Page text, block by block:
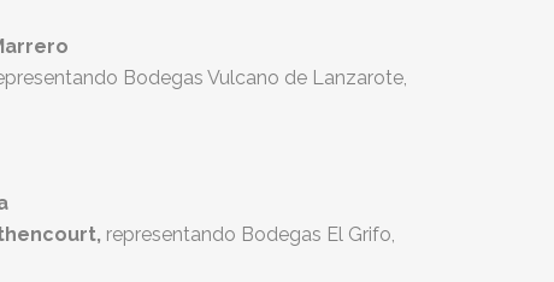
Bodegas Vulcano de Lanzarote,
representando Bodegas El Grifo,